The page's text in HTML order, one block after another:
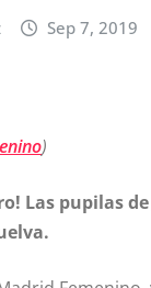
Sep 7, 2019
)
Las pupilas